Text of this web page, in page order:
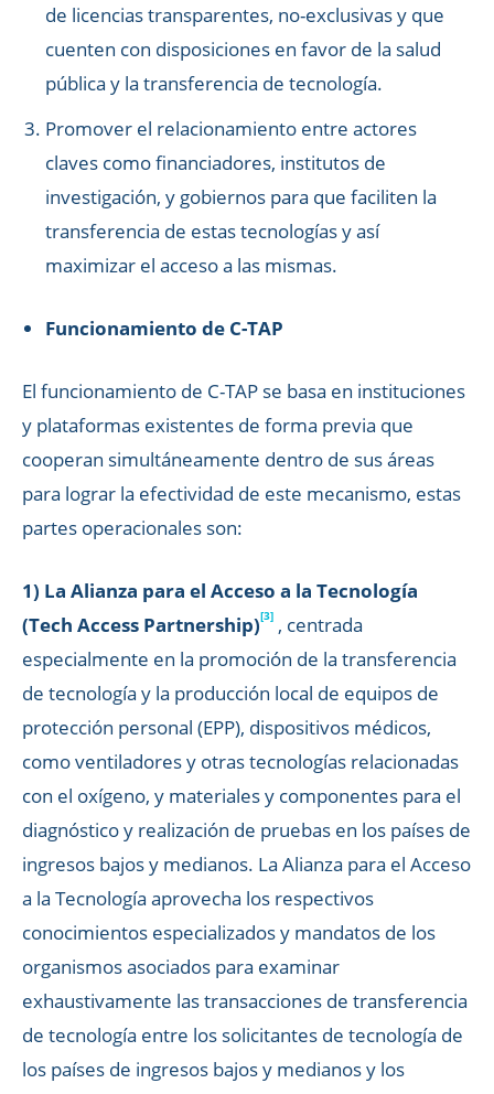
de licencias transparentes, no-exclusivas y que
cuenten con disposiciones en favor de la salud
pública y la transferencia de tecnología.
Promover el relacionamiento entre actores
claves como financiadores, institutos de
investigación, y gobiernos para que faciliten la
transferencia de estas tecnologías y así
maximizar el acceso a las mismas.
Funcionamiento de C-TAP
El funcionamiento de C-TAP se basa en instituciones
y plataformas existentes de forma previa que
cooperan simultáneamente dentro de sus áreas
para lograr la efectividad de este mecanismo, estas
partes operacionales son:
1) La Alianza para el Acceso a la Tecnología
(Tech Access Partnership)[3] , centrada
especialmente en la promoción de la transferencia
de tecnología y la producción local de equipos de
protección personal (EPP), dispositivos médicos,
como ventiladores y otras tecnologías relacionadas
con el oxígeno, y materiales y componentes para el
diagnóstico y realización de pruebas en los países de
ingresos bajos y medianos. La Alianza para el Acceso
a la Tecnología aprovecha los respectivos
conocimientos especializados y mandatos de los
organismos asociados para examinar
exhaustivamente las transacciones de transferencia
de tecnología entre los solicitantes de tecnología de
los países de ingresos bajos y medianos y los